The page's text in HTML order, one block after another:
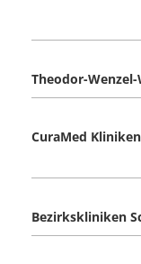
Theodor-Wenzel-
CuraMed
Bezirkskliniken